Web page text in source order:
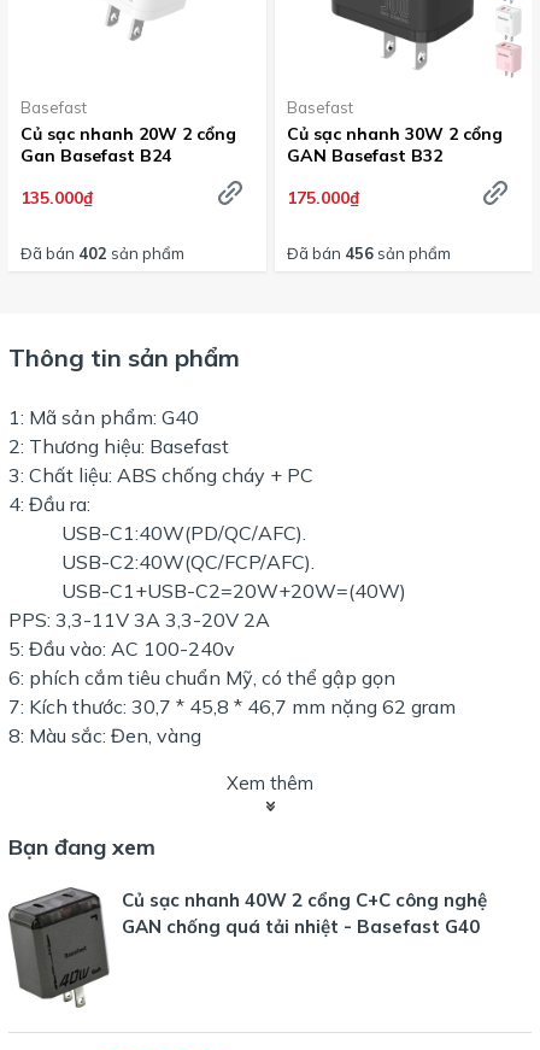
Basefast
Củ sạc nhanh 20W 2 cổng
Gan Basefast B24
135.000₫
Đã bán 402 sản phẩm
Basefast
Củ sạc nhanh 30W 2 cổng
GAN Basefast B32
175.000₫
Đã bán 456sản phẩm
Thông tin sản phẩm
1: Mã sản phẩm: G40
2: Thương hiệu: Basefast
3: Chất liệu: ABS chống cháy + PC
4: Đầu ra:
USB-C1:40W(PD/QC/AFC).
USB-C2:40W(QC/FCP/AFC).
USB-C1+USB-C2=20W+20W=(40W)
PPS: 3,3-11V 3A 3,3-20V 2A
5: Đầu vào: AC 100-240v
6: phích cắm tiêu chuẩn Mỹ, có thể gập gọn
7: Kích thước: 30,7 * 45,8 * 46,7 mm nặng 62 gram
8: Màu sắc: Đen, vàng
Xem thêm
Bạn đang xem
Củ sạc nhanh 40W 2 cổng C+C công nghệ
GAN chống quá tải nhiệt - Basefast G40